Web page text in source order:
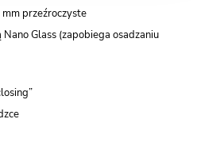
przeźroczyste
Nano Glass (zapobiega osadzaniu